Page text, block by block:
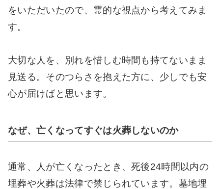
をいただいたので、霊的な視点から考えてみま
す。
大切な人を、別れを惜しむ時間も持てないまま
見送る。そのつらさを抱えた方に、少しでも安
心が届けばと思います。
なぜ、亡くなってすぐは火葬しないのか
通常、人が亡くなったとき、死後24時間以内の
埋葬や火葬は法律で禁じられています。墓地埋